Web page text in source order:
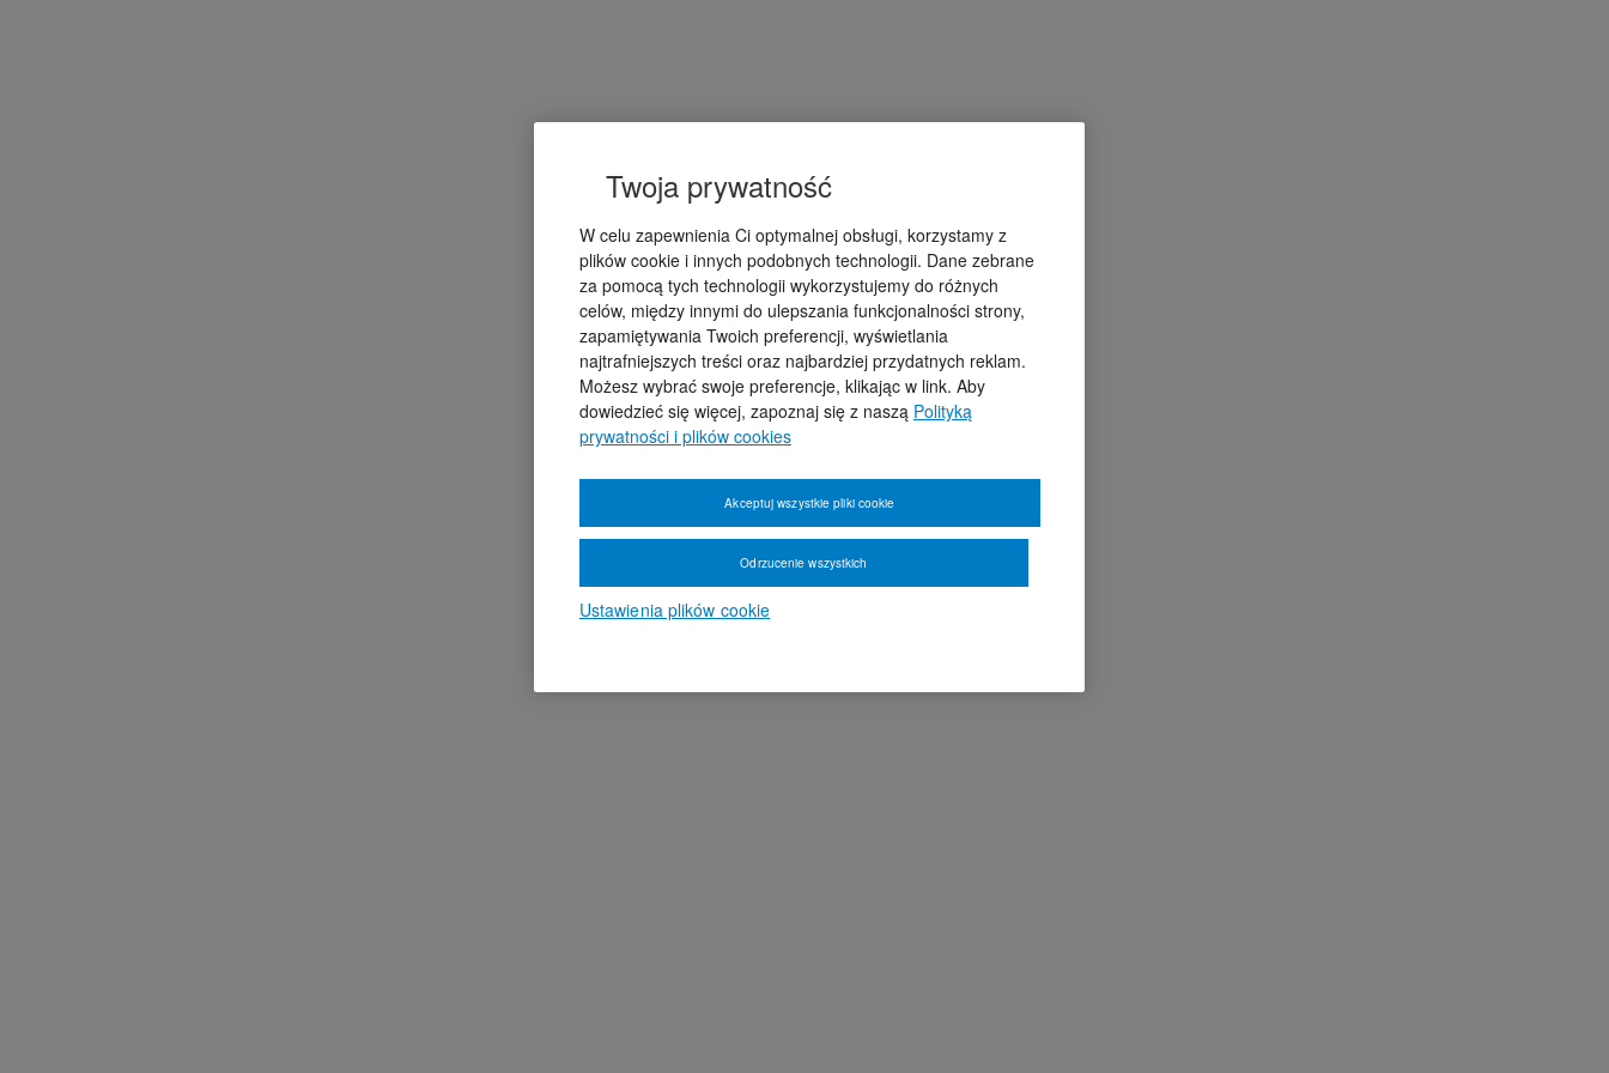
Twoja prywatność
W celu zapewnienia Ci optymalnej obsługi, korzystamy z
plików cookie i innych podobnych technologii. Dane zebrane
za pomocą tych technologii wykorzystujemy do różnych
celów, między innymi do ulepszania funkcjonalności strony,
zapamiętywania Twoich preferencji, wyświetlania
najtrafniejszych treści oraz najbardziej przydatnych reklam.
Możesz wybrać swoje preferencje, klikając w link. Aby
dowiedzieć się więcej, zapoznaj się z naszą Polityką
prywatności i plików cookies
Ustawienia plików cookie
Odrzucenie wszystkich
Akceptuj wszystkie pliki cookie